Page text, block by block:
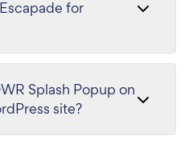
for
Splash Popup on
site?